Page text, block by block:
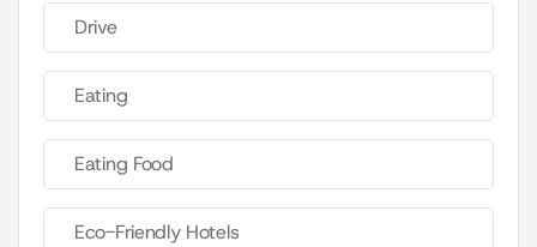
Drive
Eating
Eating Food
Eco-Friendly Hotels